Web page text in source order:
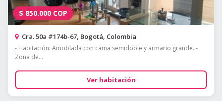
$ 850.000 COP
Cra. 50a #174b-67, Bogotá, Colombia
- Habitación: Amoblada con cama semidoble y armario grande. -
Zona de...
Ver habitación